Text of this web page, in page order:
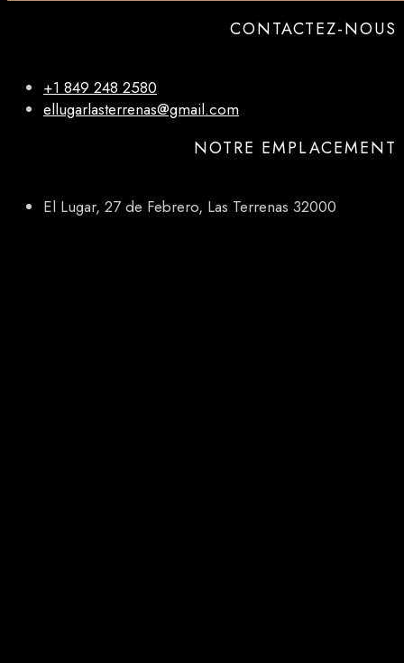
CONTACTEZ-NOUS
+1 849 248 2580
ellugarlasterrenas@gmail.com
NOTRE EMPLACEMENT
El Lugar, 27 de Febrero, Las Terrenas 32000